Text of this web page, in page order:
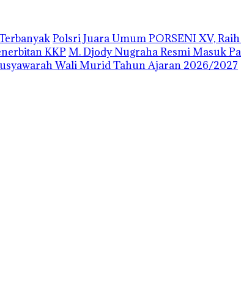
Polsri Juara Umum PORSENI XV,
KKP M. Djody Nugraha Resmi Masuk
Wali Murid Tahun Ajaran 2026/2027